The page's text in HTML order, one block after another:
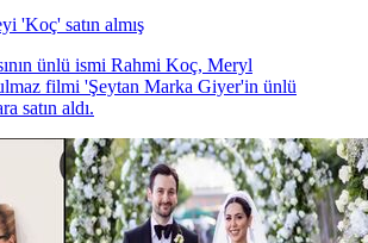
'Koç' satın almış
ünlü ismi Rahmi Koç, Meryl
filmi 'Şeytan Marka Giyer'in ünlü
satın aldı.